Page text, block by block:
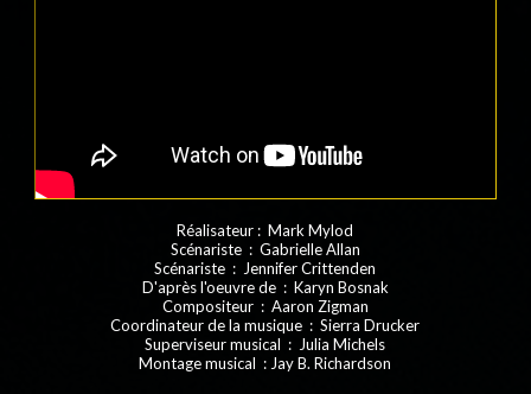
Réalisateur : Mark Mylod
Scénariste : Gabrielle Allan
Scénariste : Jennifer Crittenden
D'après l'oeuvre de : Karyn Bosnak
Compositeur : Aaron Zigman
Coordinateur de la musique : Sierra Drucker
Superviseur musical : Julia Michels
Montage musical : Jay B. Richardson